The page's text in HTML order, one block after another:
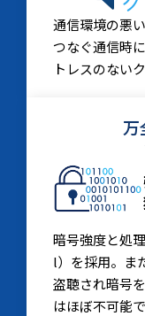
通信環境の悪
つなぐ通信時
トレスのない
万
暗号強度と処
l）を採用。ま
盗聴され暗号
はほぼ不可能で